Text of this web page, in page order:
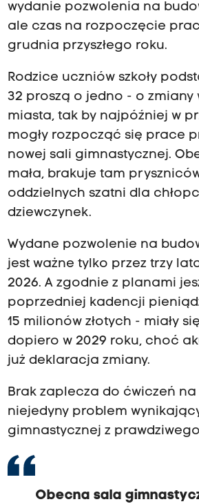
wydanie pozwolenia na
ale czas na rozpoczęcie
grudnia przyszłego roku.
Rodzice uczniów szkoły
32 proszą o jedno - o zmiany
miasta, tak by najpóźniej w
mogły rozpocząć się prace
nowej sali gimnastycznej.
mała, brakuje tam
oddzielnych szatni dla
dziewczynek.
Wydane pozwolenie na
jest ważne tylko przez trzy
2026. A zgodnie z planami
poprzedniej kadencji
15 milionów złotych - miały
dopiero w 2029 roku, choć
już deklaracja zmiany.
Brak zaplecza do ćwiczeń na
niejedyny problem
gimnastycznej z
Obecna sala